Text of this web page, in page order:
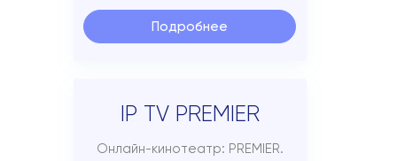
Подробнее
IP TV PREMIER
Онлайн-кинотеатр: PREMIER.